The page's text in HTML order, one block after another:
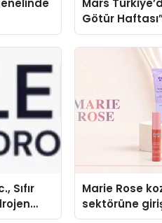
Mars
Götür
Sıfır
ve
Marie Rose
sektörüne